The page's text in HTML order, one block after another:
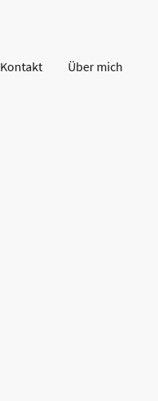
Kontakt Über mich